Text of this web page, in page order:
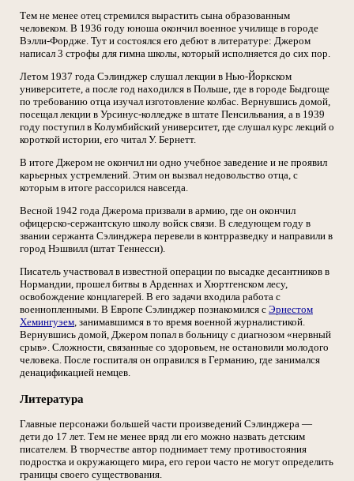
Тем не менее отец стремился вырастить сына образованным
человеком. В 1936 году юноша окончил военное училище в городе
Вэлли-Фордже. Тут и состоялся его дебют в литературе: Джером
написал 3 строфы для гимна школы, который исполняется до сих пор.
Летом 1937 года Сэлинджер слушал лекции в Нью-Йоркском
университете, а после год находился в Польше, где в городе Быдгоще
по требованию отца изучал изготовление колбас. Вернувшись домой,
посещал лекции в Урсинус-колледже в штате Пенсильвания, а в 1939
году поступил в Колумбийский университет, где слушал курс лекций о
короткой истории, его читал У. Бернетт.
В итоге Джером не окончил ни одно учебное заведение и не проявил
карьерных устремлений. Этим он вызвал недовольство отца, с
которым в итоге рассорился навсегда.
Весной 1942 года Джерома призвали в армию, где он окончил
офицерско-сержантскую школу войск связи. В следующем году в
звании сержанта Сэлинджера перевели в контрразведку и направили в
город Нэшвилл (штат Теннесси).
Писатель участвовал в известной операции по высадке десантников в
Нормандии, прошел битвы в Арденнах и Хюртгенском лесу,
освобождение концлагерей. В его задачи входила работа с
военнопленными. В Европе Сэлинджер познакомился с Эрнестом
Хемингуэем, занимавшимся в то время военной журналистикой.
Вернувшись домой, Джером попал в больницу с диагнозом «нервный
срыв». Сложности, связанные со здоровьем, не остановили молодого
человека. После госпиталя он оправился в Германию, где занимался
денацификацией немцев.
Литература
Главные персонажи большей части произведений Сэлинджера —
дети до 17 лет. Тем не менее вряд ли его можно назвать детским
писателем. В творчестве автор поднимает тему противостояния
подростка и окружающего мира, его герои часто не могут определить
границы своего существования.